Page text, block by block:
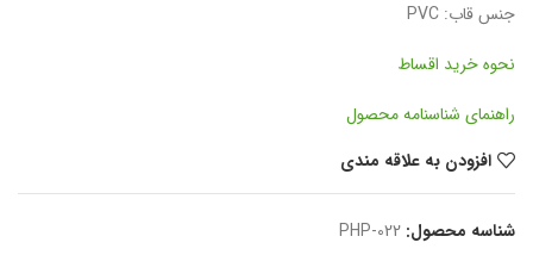
جنس قاب: PVC
نحوه خرید اقساط
راهنمای شناسنامه محصول
افزودن به علاقه مندی
شناسه محصول: PHP-022